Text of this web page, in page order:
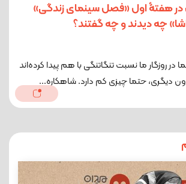
در هفتۀ اول «فصل سینمای زندگی»
چه دیدند و چه گفتند؟
در روزگار ما نسبت تنگاتنگی با هم پیدا کرده‌اند
دیگری، حتما چیزی کم دارد. شاهکاره...